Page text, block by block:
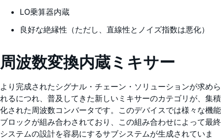
LO乗算器内蔵
良好な絶縁性（ただし、直線性とノイズ指数は悪化）
周波数変換内蔵ミキサー
より完成されたシグナル・チェーン・ソリューションが求めら
れるにつれ、普及してきた新しいミキサーのカテゴリが、集積
化された周波数コンバータです。このデバイスでは様々な機能
ブロックが組み合わされており、この組み合わせによって最終
システムの設計を容易にするサブシステムが生成されていま